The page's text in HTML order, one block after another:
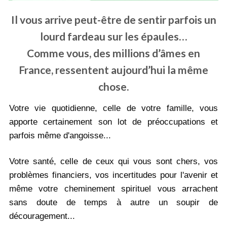
Il vous arrive peut-être de sentir parfois un
lourd fardeau sur les épaules…
Comme vous, des millions d’âmes en
France, ressentent aujourd’hui la même
chose.
Votre vie quotidienne, celle de votre famille, vous
apporte certainement son lot de préoccupations et
parfois même d'angoisse...
Votre santé, celle de ceux qui vous sont chers, vos
problèmes financiers, vos incertitudes pour l'avenir et
même votre cheminement spirituel vous arrachent
sans doute de temps à autre un soupir de
découragement...